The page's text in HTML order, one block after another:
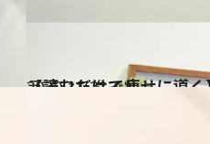
2020.11.2
【読むだけで痩せに導
ライフスタイル